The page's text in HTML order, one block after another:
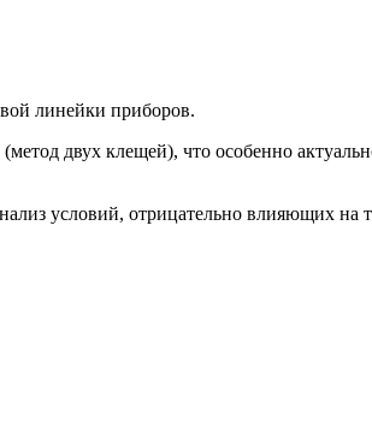
линейки приборов.
двух клещей), что особенно
условий, отрицательно влияющих на